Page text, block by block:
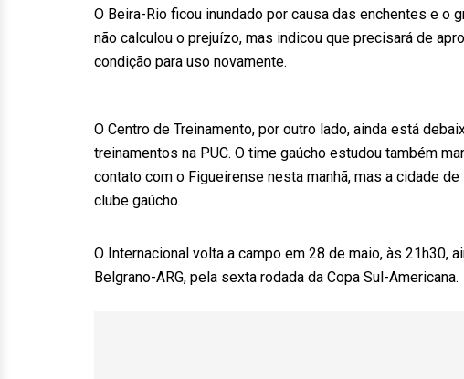
O Beira-Rio ficou inundado por causa das enchentes e o
não calculou o prejuízo, mas indicou que precisará de
condição para uso novamente.
O Centro de Treinamento, por outro lado, ainda está
treinamentos na PUC. O time gaúcho estudou também
contato com o Figueirense nesta manhã, mas a cidade
clube gaúcho.
O Internacional volta a campo em 28 de maio, às 21h30,
Belgrano-ARG, pela sexta rodada da Copa Sul-Americana.